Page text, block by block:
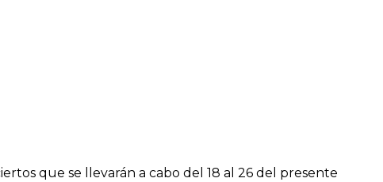
que se llevarán a cabo del 18 al 26 del presente